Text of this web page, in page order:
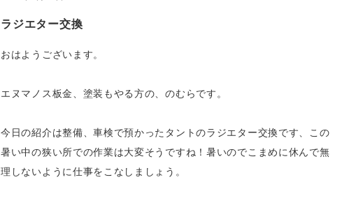
ラジエター交換
おはようございます。
エヌマノス板金、塗装もやる方の、のむらです。
今日の紹介は整備、車検で預かったタントのラジエター交換です、この
暑い中の狭い所での作業は大変そうですね！暑いのでこまめに休んで無
理しないように仕事をこなしましょう。